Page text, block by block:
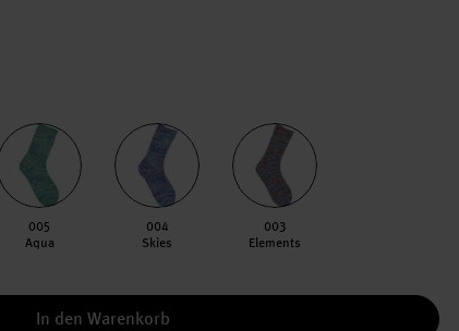
005
Aqua
004
Skies
003
Elements
In den Warenkorb